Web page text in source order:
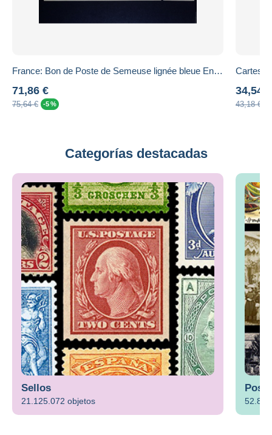
France: Bon de Poste de Semeuse lignée bleue Entier K1 avec déclaration de virement
71,86 €
75,64 € -5 %
34,54 €
43,18 €
Categorías destacadas
Sellos
21.125.072 objetos